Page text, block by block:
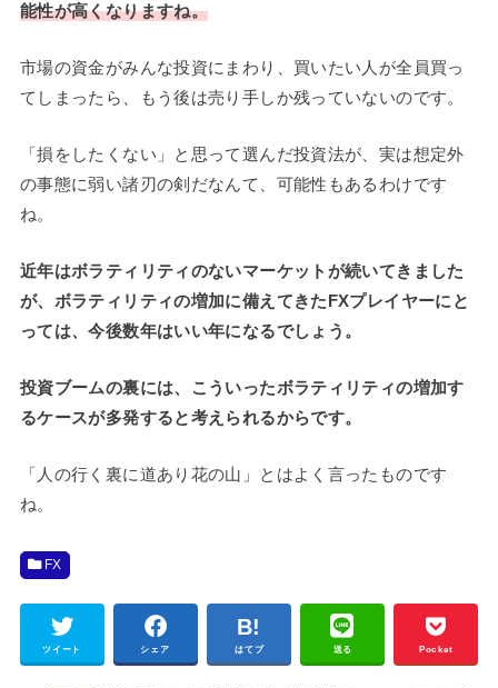
能性が高くなりますね。
市場の資金がみんな投資にまわり、買いたい人が全員買っ
てしまったら、もう後は売り手しか残っていないのです。
「損をしたくない」と思って選んだ投資法が、実は想定外
の事態に弱い諸刃の剣だなんて、可能性もあるわけです
ね。
近年はボラティリティのないマーケットが続いてきました
が、ボラティリティの増加に備えてきたFXプレイヤーにと
っては、今後数年はいい年になるでしょう。
投資ブームの裏には、こういったボラティリティの増加す
るケースが多発すると考えられるからです。
「人の行く裏に道あり花の山」とはよく言ったものです
ね。
FX
ツイート シェア はてブ 送る Pocket